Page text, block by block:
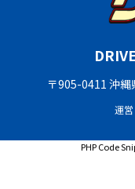
〒905-0411 沖
運
PHP Code